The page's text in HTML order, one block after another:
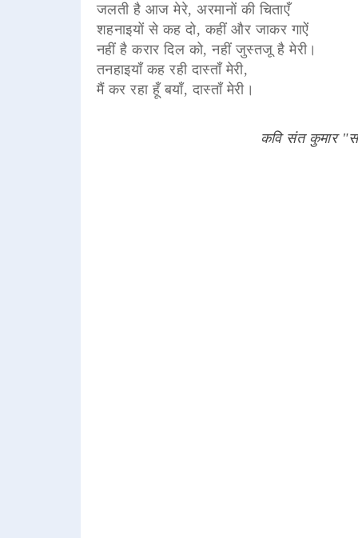
जलती है आज मेरे, अरमानों की चिताएँ
शहनाइयों से कह दो, कहीं और जाकर गाऐं
नहीं है करार दिल को, नहीं जुस्तजू है मेरी।
तनहाइयाँ कह रही दास्ताँ मेरी,
मैं कर रहा हूँ बयाँ, दास्ताँ मेरी।
कवि संत कुमार